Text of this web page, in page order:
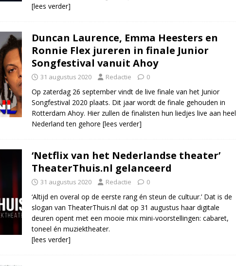
[lees verder]
Duncan Laurence, Emma Heesters en
Ronnie Flex jureren in finale Junior
Songfestival vanuit Ahoy
31 augustus 2020 Redactie 0
Op zaterdag 26 september vindt de live finale van het Junior
Songfestival 2020 plaats. Dit jaar wordt de finale gehouden in
Rotterdam Ahoy. Hier zullen de finalisten hun liedjes live aan heel
Nederland ten gehore [lees verder]
‘Netflix van het Nederlandse theater’
TheaterThuis.nl gelanceerd
31 augustus 2020 Redactie 0
‘Altijd en overal op de eerste rang én steun de cultuur.’ Dat is de
slogan van TheaterThuis.nl dat op 31 augustus haar digitale
deuren opent met een mooie mix mini-voorstellingen: cabaret,
toneel én muziektheater.
[lees verder]